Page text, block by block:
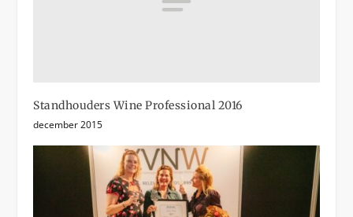
Standhouders Wine Professional 2016
december 2015